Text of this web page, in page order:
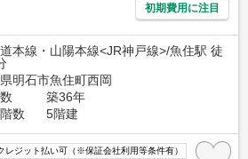
初期費用に注目
本線・山陽本線<JR神戸線>/魚住駅 徒
明石市魚住町西岡
築36年
数
5階建
レジット払い可（※保証会社利用等条件有）